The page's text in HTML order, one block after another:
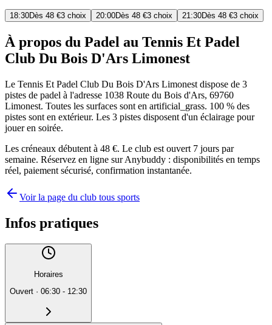
18:30Dès 48 €3 choix 20:00Dès 48 €3 choix 21:30Dès 48 €3 choix
À propos du Padel au Tennis Et Padel
Club Du Bois D'Ars Limonest
Le Tennis Et Padel Club Du Bois D'Ars Limonest dispose de 3
pistes de padel à l'adresse 1038 Route du Bois d'Ars, 69760
Limonest. Toutes les surfaces sont en artificial_grass. 100 % des
pistes sont en extérieur. Les 3 pistes disposent d'un éclairage pour
jouer en soirée.
Les créneaux débutent à 48 €. Le club est ouvert 7 jours par
semaine. Réservez en ligne sur Anybuddy : disponibilités en temps
réel, paiement sécurisé, confirmation instantanée.
Voir la page du club tous sports
Infos pratiques
Horaires
Ouvert · 06:30 - 12:30